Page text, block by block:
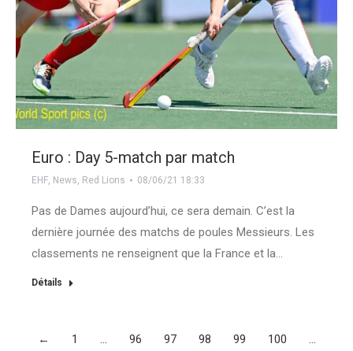
Euro : Day 5-match par match
EHF, News, Red Lions 08/06/21 18:33
Pas de Dames aujourd’hui, ce sera demain. C’est la
dernière journée des matchs de poules Messieurs. Les
classements ne renseignent que la France et la…
Détails
← 1 … 96 97 98 99 100
…